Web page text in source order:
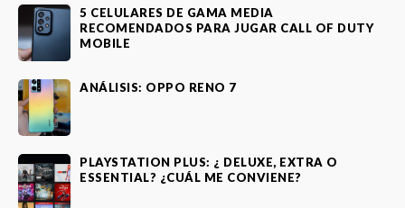
5 CELULARES DE GAMA MEDIA
RECOMENDADOS PARA JUGAR CALL OF DUTY
MOBILE
ANÁLISIS: OPPO RENO 7
PLAYSTATION PLUS: ¿ DELUXE, EXTRA O
ESSENTIAL? ¿CUÁL ME CONVIENE?